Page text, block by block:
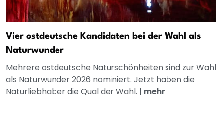
Vier ostdeutsche Kandidaten bei der Wahl als
Naturwunder
Mehrere ostdeutsche Naturschönheiten sind zur Wahl
als Naturwunder 2026 nominiert. Jetzt haben die
Naturliebhaber die Qual der Wahl. | mehr